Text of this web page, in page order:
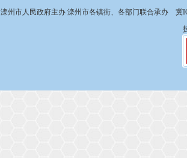
滦州市人民政府主办 滦州市各镇街、各部门联合承办 冀